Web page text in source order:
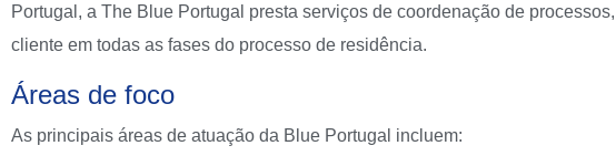
Portugal, a The Blue Portugal presta serviços de coordenação de
cliente em todas as fases do processo de residência.
Áreas de foco
As principais áreas de atuação da Blue Portugal incluem: